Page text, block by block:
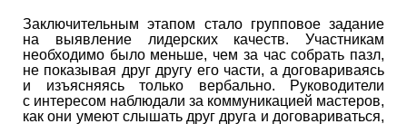
Заключительным этапом стало групповое задание
на выявление лидерских качеств. Участникам
необходимо было меньше, чем за час собрать пазл,
не показывая друг другу его части, а договариваясь
и изъясняясь только вербально. Руководители
с интересом наблюдали за коммуникацией мастеров,
как они умеют слышать друг друга и договариваться,